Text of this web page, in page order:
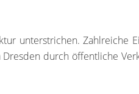
unterstrichen. Zahlreiche
durch öffentliche